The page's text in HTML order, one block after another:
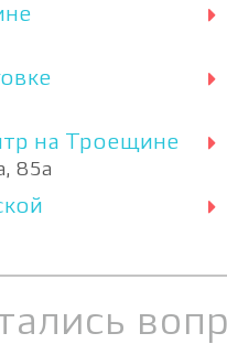
на Троещине
85а